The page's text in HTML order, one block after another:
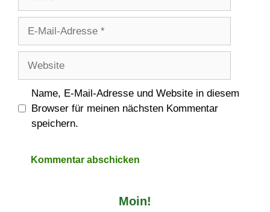
Adresse
Name, E-Mail-Adresse und Website in diesem
Browser für meinen nächsten Kommentar
speichern.
Moin!